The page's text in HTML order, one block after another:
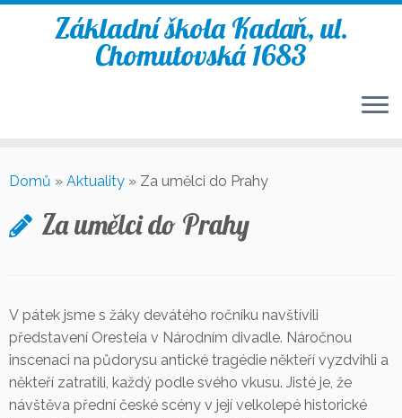
to
Základní škola Kadaň, ul.
Chomutovská 1683
Domů » Aktuality » Za umělci do Prahy
Za umělci do Prahy
V pátek jsme s žáky devátého ročníku navštívili
představení Oresteia v Národním divadle. Náročnou
inscenaci na půdorysu antické tragédie někteří vyzdvihli a
někteří zatratili, každý podle svého vkusu. Jisté je, že
návštěva přední české scény v její velkolepé historické